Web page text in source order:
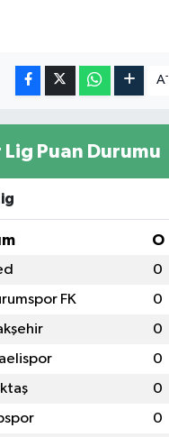
A-
Lig Puan Durumu
O
0
FK 0
0
0
0
0